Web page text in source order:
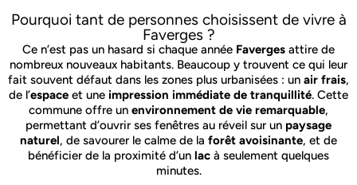
Pourquoi tant de personnes choisissent de vivre à
Faverges ?
Ce n’est pas un hasard si chaque année Faverges attire de
nombreux nouveaux habitants. Beaucoup y trouvent ce qui leur
fait souvent défaut dans les zones plus urbanisées : un air frais,
de l’espace et une impression immédiate de tranquillité. Cette
commune offre un environnement de vie remarquable,
permettant d’ouvrir ses fenêtres au réveil sur un paysage
naturel, de savourer le calme de la forêt avoisinante, et de
bénéficier de la proximité d’un lac à seulement quelques
minutes.